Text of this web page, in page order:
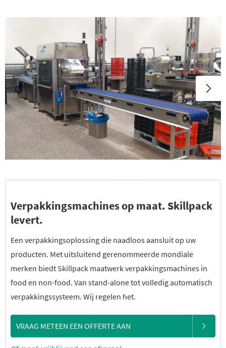
Verpakkingsmachines op maat. Skillpack
levert.
Een verpakkingsoplossing die naadloos aansluit op uw
producten. Met uitsluitend gerenommeerde mondiale
merken biedt Skillpack maatwerk verpakkingsmachines in
food en non-food. Van stand-alone tot volledig automatisch
verpakkingssysteem. Wij regelen het.
VRAAG METEEN EEN OFFERTE AAN